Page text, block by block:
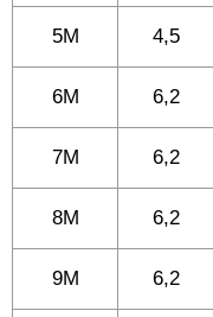
5M 4,5
6M 6,2
7M 6,2
8M 6,2
9M 6,2